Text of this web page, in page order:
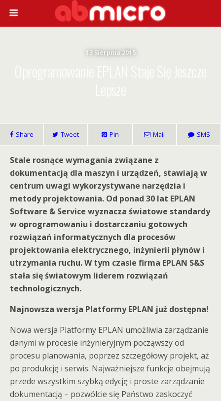
13 Sierpnia 2015
Share Tweet Pin Mail SMS
Stale rosnące wymagania związane z
dokumentacją dla maszyn i urządzeń, stawiają w
centrum uwagi wykorzystywane narzędzia i
metody projektowania. Od ponad 30 lat EPLAN
Software & Service wyznacza światowe standardy
w oprogramowaniu i dostarczaniu gotowych
rozwiązań informatycznych dla procesów
projektowania elektrycznego, inżynierii płynów i
utrzymania ruchu. W tym czasie firma EPLAN S&S
stała się światowym liderem rozwiązań
technologicznych.
Najnowsza wersja Platformy EPLAN już dostępna!
Nowa wersja Platformy EPLAN umożliwia zarządzanie
danymi w procesie inżynieryjnym począwszy od
procesu planowania, poprzez szczegółowy projekt, aż
po produkcję i serwis. Najważniejsze funkcje obejmują
przede wszystkim szybką edycję i proste zarządzanie
dokumentacją – pozwólcie się Państwo zaskoczyć